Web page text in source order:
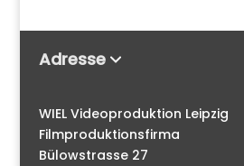
Adresse
WIEL Videoproduktion Leipzig
Filmproduktionsfirma
Bülowstrasse 27